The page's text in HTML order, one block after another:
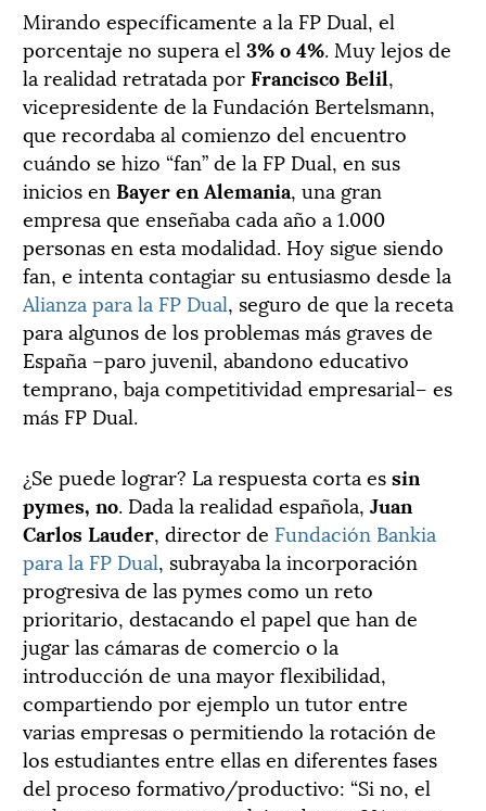
Mirando específicamente a la FP Dual, el
porcentaje no supera el 3% o 4%. Muy lejos de
la realidad retratada porFrancisco Belil,
vicepresidente de la Fundación Bertelsmann,
que recordaba al comienzo del encuentro
cuándo se hizo “fan” de la FP Dual, en sus
inicios en Bayer en Alemania, una gran
empresa que enseñaba cada año a 1.000
personas en esta modalidad. Hoy sigue siendo
fan, e intenta contagiar su entusiasmo desde la
Alianza para la FP Dual, seguro de que la receta
para algunos de los problemas más graves de
España –paro juvenil, abandono educativo
temprano, baja competitividad empresarial– es
más FP Dual.
¿Se puede lograr? La respuesta corta essin
pymes, no. Dada la realidad española, Juan
Carlos Lauder, director de Fundación Bankia
para la FP Dual, subrayaba la incorporación
progresiva de las pymes como un reto
prioritario, destacando el papel que han de
jugar las cámaras de comercio o la
introducción de una mayor flexibilidad,
compartiendo por ejemplo un tutor entre
varias empresas o permitiendo la rotación de
los estudiantes entre ellas en diferentes fases
del proceso formativo/productivo: “Si no, el